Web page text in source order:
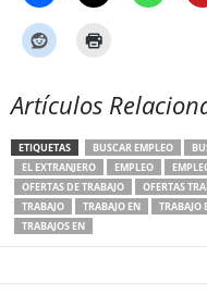
Artículos
ETIQUETAS BUSCAR EMPLEO
EL EXTRANJERO
EMPLEO
OFERTAS DE TRABAJO
OFERTAS
TRABAJO
TRABAJO EN TRABAJO
TRABAJOS EN